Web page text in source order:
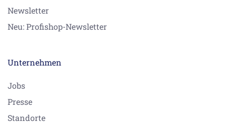
Newsletter
Neu: Profishop-Newsletter
Unternehmen
Jobs
Presse
Standorte